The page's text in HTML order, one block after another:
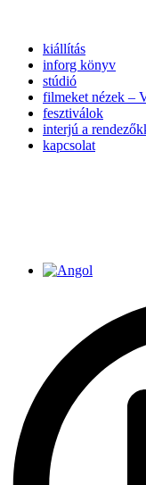
kiállítás
inforg könyv
stúdió
filmeket nézek –
fesztiválok
interjú a
kapcsolat